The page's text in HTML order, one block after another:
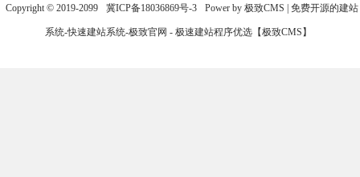
Copyright © 2019-2099 冀ICP备18036869号-3 Power by 极致CMS | 免费开源的建站
系统-快速建站系统-极致官网 - 极速建站程序优选【极致CMS】